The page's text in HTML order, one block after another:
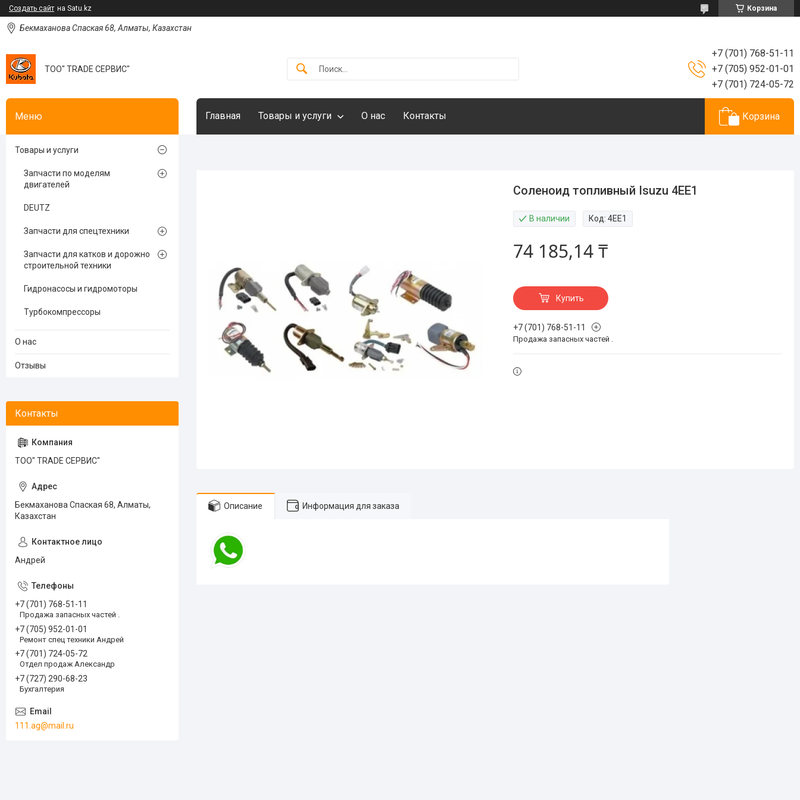
Создать сайт на Satu.kz Корзина
Бекмаханова Спаская 68, Алматы, Казахстан
ТОО" TRADE СЕРВИС"
+7 (701) 768-51-11
+7 (705) 952-01-01
+7 (701) 724-05-72
Главная Товары и услуги О нас Контакты Корзина
Соленоид топливный Isuzu 4EE1
В наличии Код:4EE1
74 185,14 ₸
Купить
+7 (701) 768-51-11
Продажа запасных частей .
Описание Информация для заказа
Товары и услуги
Запчасти по моделям
двигателей
DEUTZ
Запчасти для спецтехники
Запчасти для катков и дорожно
строительной техники
Гидронасосы и гидромоторы
Турбокомпрессоры
О нас
Отзывы
ТОО" TRADE СЕРВИС"
Бекмаханова Спаская 68, Алматы,
Казахстан
Андрей
+7 (701) 768-51-11
Продажа запасных частей .
+7 (705) 952-01-01
Ремонт спец техники Андрей
+7 (701) 724-05-72
Отдел продаж Александр
+7 (727) 290-68-23
Бухгалтерия
111.ag@mail.ru